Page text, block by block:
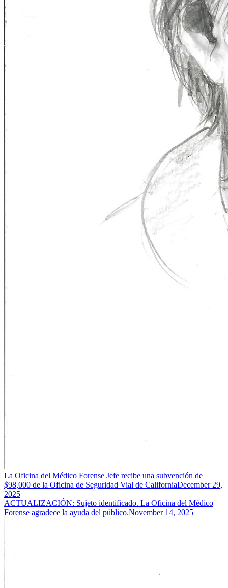
La Oficina del Médico Forense Jefe recibe una subvención de
$98,000 de la Oficina de Seguridad Vial de CaliforniaDecember 29,
2025
ACTUALIZACIÓN: Sujeto identificado. La Oficina del Médico
Forense agradece la ayuda del público.November 14, 2025